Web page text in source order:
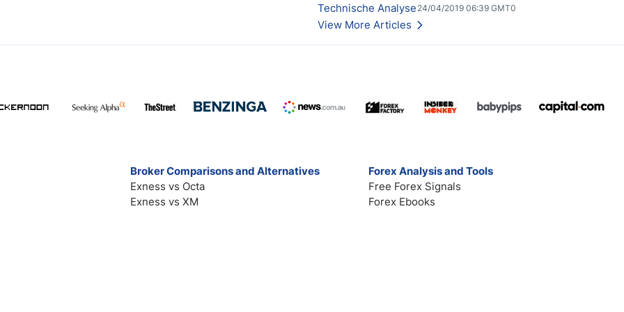
Technische Analyse 24/04/2019 06:39 GMT0
View More Articles
Broker Comparisons and Alternatives
Exness vs Octa
Exness vs XM
Forex Analysis and Tools
Free Forex Signals
Forex Ebooks